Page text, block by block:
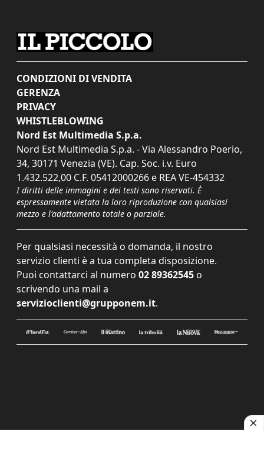
CONDIZIONI DI VENDITA
GERENZA
PRIVACY
WHISTLEBLOWING
Nord Est Multimedia S.p.a.
Nord Est Multimedia S.p.a. - Via Alessandro Poerio,
34, 30171 Venezia (VE). Cap. Soc. i.v. Euro
1.432.522,00 C.F. 05412000266 e REA VE-454332
I diritti delle immagini e dei testi sono riservati. È
espressamente vietata la loro riproduzione con qualsiasi
mezzo e l'adattamento totale o parziale.
Per qualsiasi necessità o domanda, il nostro
servizio clienti è a tua completa disposizione.
Puoi contattarci al numero 02 89362545 o
scrivendo una mail a
servizioclienti@grupponem.it.